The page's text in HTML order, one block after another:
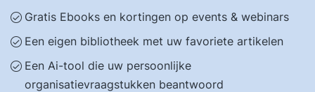
Gratis Ebooks en kortingen op events & webinars
Een eigen bibliotheek met uw favoriete artikelen
Een Ai-tool die uw persoonlijke
organisatievraagstukken beantwoord